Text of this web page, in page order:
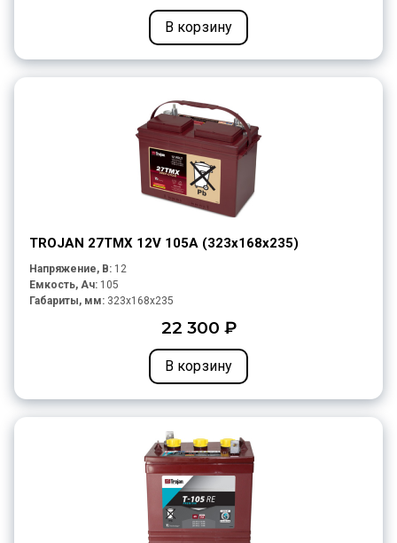
В корзину
TROJAN 27TMX 12V 105A (323х168х235)
Напряжение, В: 12
Емкость, Ач: 105
Габариты, мм: 323x168x235
22 300 ₽
В корзину